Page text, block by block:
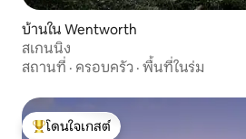
บ้านใน Wentworth
สเกนนิง
สถานที่ · ครอบครัว · พื้นที่ในร่ม
โดนใจเกสต์